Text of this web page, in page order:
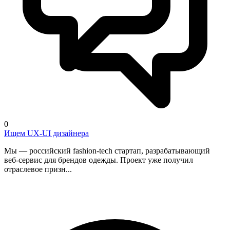
0
Ищем UX-UI дизайнера
Мы — российский fashion-tech стартап, разрабатывающий
веб-сервис для брендов одежды. Проект уже получил
отраслевое призн...